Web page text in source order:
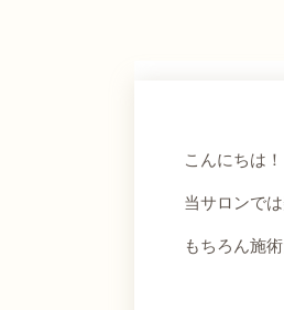
こんにちは！
当サロンで
もちろん施